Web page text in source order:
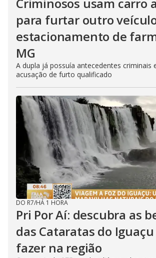
para furtar outro
estacionamento de
MG
A dupla já possuía antecedentes criminais
acusação de furto qualificado
DO R7/HÁ 1 HORA
Pri Por Aí: descubra as
das Cataratas do
fazer na região